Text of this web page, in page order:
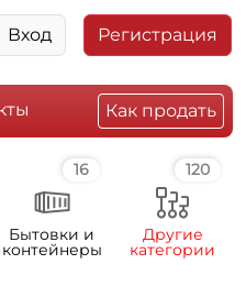
Вход Регистрация
Как продать
16
Бытовки и
контейнеры
120
Другие
категории